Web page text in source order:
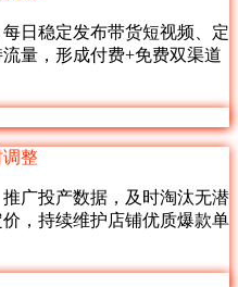
日稳定发布带货短视频、定
量，形成付费+免费双渠道
整
广投产数据，及时淘汰无潜
，持续维护店铺优质爆款单